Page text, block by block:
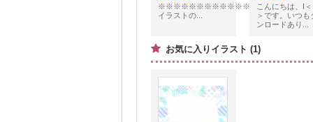
※※※※※※※※※※※※※※※※※※※■
イラストの...
こんにちは、I
＞です。いつも
ンロードあり...
お気に入りイラスト (1)